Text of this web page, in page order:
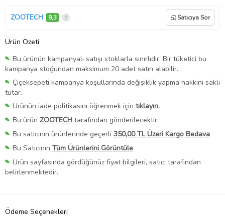
ZOOTECH 9,3 Satıcıya Sor
Ürün Özeti
Bu ürünün kampanyalı satışı stoklarla sınırlıdır. Bir tüketici bu
kampanya stoğundan maksimum 20 adet satın alabilir.
Çiçeksepeti kampanya koşullarında değişiklik yapma hakkını saklı
tutar.
Ürünün iade politikasını öğrenmek için tıklayın.
Bu ürün ZOOTECH tarafından gönderilecektir.
Bu satıcının ürünlerinde geçerli 350,00 TL Üzeri Kargo Bedava
Bu Satıcının Tüm Ürünlerini Görüntüle
Ürün sayfasında gördüğünüz fiyat bilgileri, satıcı tarafından
belirlenmektedir.
Ödeme Seçenekleri